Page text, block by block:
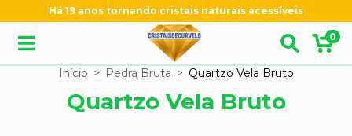
Há 19 anos tornando cristais naturais acessíveis
0
Início > Pedra Bruta > Quartzo Vela Bruto
Quartzo Vela Bruto